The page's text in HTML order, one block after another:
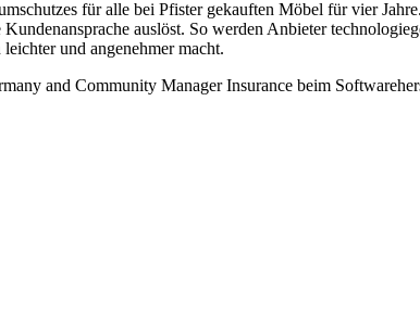
für alle bei Pfister gekauften Möbel für vier
auslöst. So werden Anbieter
und angenehmer macht.
and Community Manager Insurance beim